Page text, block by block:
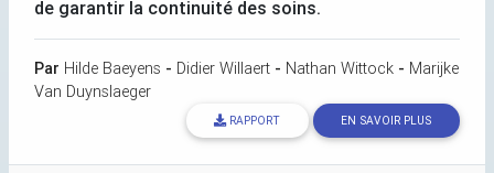
de garantir la continuité des soins.
Par Hilde Baeyens - Didier Willaert - Nathan Wittock - Marijke
Van Duynslaeger
RAPPORT EN SAVOIR PLUS